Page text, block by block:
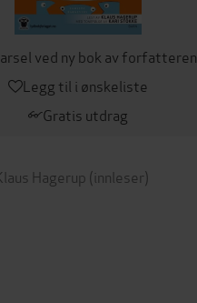
ved ny bok av forfatteren
Legg til i ønskeliste
Gratis utdrag
Hagerup (innleser)